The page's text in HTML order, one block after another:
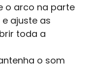
o arco na parte
ajuste as
toda a
o som